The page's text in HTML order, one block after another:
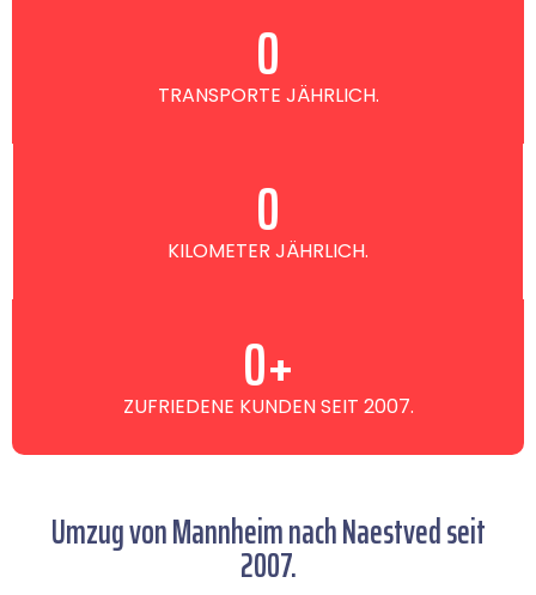
TRANSPORTE JÄHRLICH.
0
KILOMETER JÄHRLICH.
0
ZUFRIEDENE KUNDEN SEIT 2007.
0+
Umzug von Mannheim nach Naestved seit
2007.